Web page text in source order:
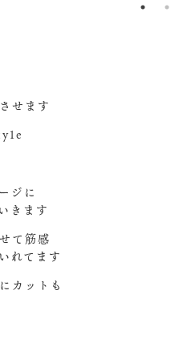
せます
ジに
きます
て筋感
れてます
カットも